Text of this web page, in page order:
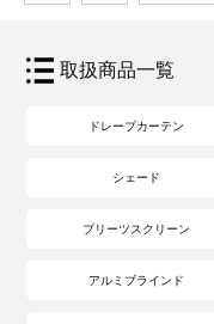
取扱商品一覧
ドレープカーテン
シェード
プリーツスクリーン
アルミブラインド